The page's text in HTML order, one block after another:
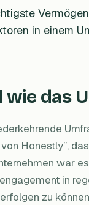
in einem
wie das
Honestly”,
war
in
zu